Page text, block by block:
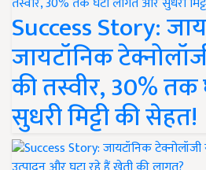
Success Story:
जायटॉनिक
की तस्वीर, 30%
सुधरी मिट्टी की सेहत!